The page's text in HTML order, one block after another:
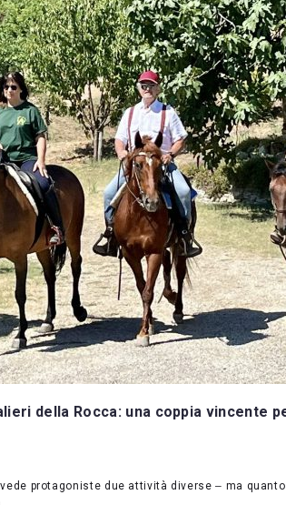
della Rocca: una coppia vincente
protagoniste due attività diverse ‒ ma